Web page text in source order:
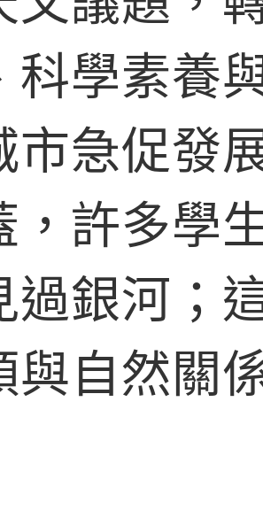
科學素養
市急促發
，許多學
過銀河；
與自然關